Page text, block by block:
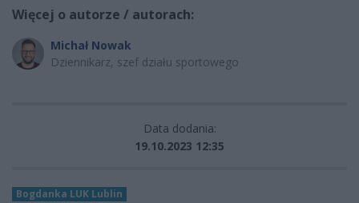
Więcej o autorze / autorach:
Michał Nowak
Dziennikarz, szef działu sportowego
Data dodania:
19.10.2023 12:35
Bogdanka LUK Lublin